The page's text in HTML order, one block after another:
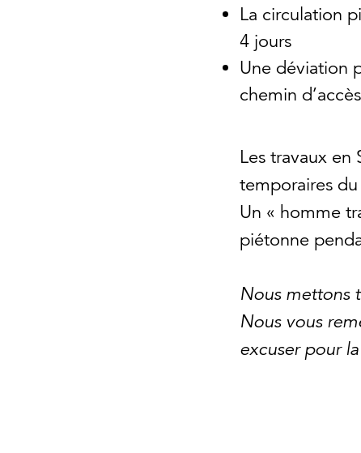
La circulation
4 jours
Une déviation
chemin
Les travaux
temporaires
Un « homme
piétonne
Nous mettons
Nous vous
excuser pour